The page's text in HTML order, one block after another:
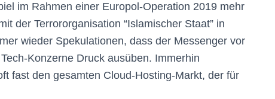
im Rahmen einer Europol-Operation 2019 mehr
der Terrororganisation “Islamischer Staat” in
wieder Spekulationen, dass der Messenger vor
Konzerne Druck ausüben. Immerhin
fast den gesamten Cloud-Hosting-Markt, der für